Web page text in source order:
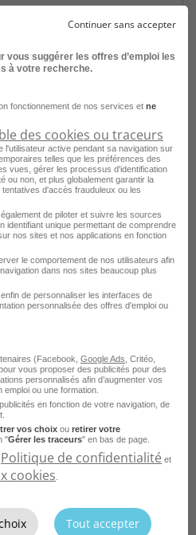
CDI
Azaé
F
Vitalliance
Continuer sans accepter
vous suggérer les offres d’emploi les
à votre recherche.
fonctionnement de nos services et ne
des cookies ou traceurs
l'utilisateur active pendant sa navigation sur
telles que les préférences des
vues, gérer les processus d'identification
ou non, et plus globalement garantir la
d'accès frauduleux ou les
de piloter et suivre les sources
identifiant unique permettant de comprendre
nos sites et nos applications en fonction
le comportement de nos utilisateurs afin
dans nos sites beaucoup plus
de personnaliser les interfaces de
personnalisée des offres d'emploi ou
(Facebook, Google Ads , Critéo,
vous proposer des publicités pour des
personnalisés afin d’augmenter vos
ou une formation.
en fonction de votre navigation, de
vos choix ou retirer votre
"Gérer les traceurs" en bas de page.
Politique de confidentialité et
cookies
Tout accepter